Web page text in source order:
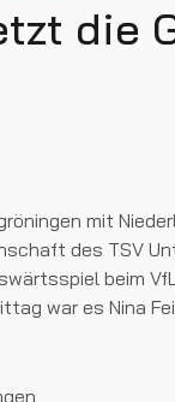
die
mit
des TSV
beim
war es Nina